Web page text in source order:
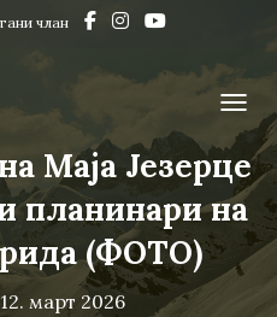
члан
Маја Језерце
планинари на
(ФОТО)
12. март 2026